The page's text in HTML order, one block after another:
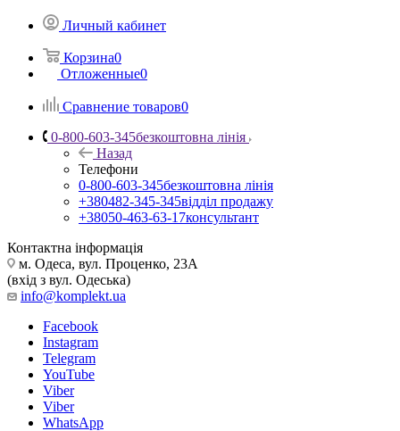
Личный кабинет
Корзина0
Отложенные0
Сравнение товаров0
0-800-603-345безкоштовна лінія
Назад
Телефони
0-800-603-345безкоштовна лінія
+380482-345-345відділ продажу
+38050-463-63-17консультант
Контактна інформація
м. Одеса, вул. Проценко, 23А
(вхід з вул. Одеська)
info@komplekt.ua
Facebook
Instagram
Telegram
YouTube
Viber
Viber
WhatsApp